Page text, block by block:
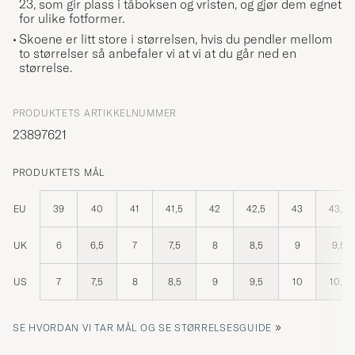
23, som gir plass i tåboksen og vristen, og gjør dem egnet
for ulike fotformer.
Skoene er litt store i størrelsen, hvis du pendler mellom
to størrelser så anbefaler vi at vi at du går ned en
størrelse.
PRODUKTETS ARTIKKELNUMMER
23897621
PRODUKTETS MÅL
EU 39 40 41 41,5 42 42,5 43 43,5
UK 6 6,5 7 7,5 8 8,5 9 9,5
US 7 7,5 8 8,5 9 9,5 10 10,5
SE HVORDAN VI TAR MÅL OG SE STØRRELSESGUIDE »